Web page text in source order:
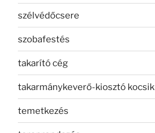
szélvédőcsere
szobafestés
takarító cég
takarmánykeverő-kiosztó kocsik
temetkezés